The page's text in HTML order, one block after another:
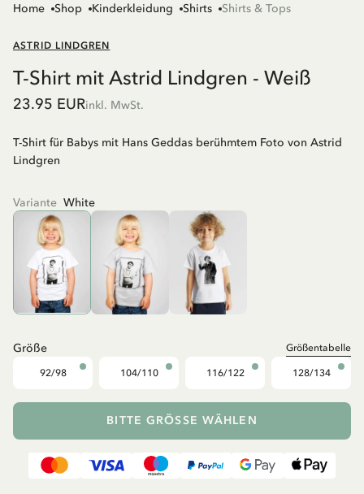
Home Shop Kinderkleidung Shirts Shirts & Tops
ASTRID LINDGREN
T-Shirt mit Astrid Lindgren - Weiß
23.95 EURinkl. MwSt.
T-Shirt für Babys mit Hans Geddas berühmtem Foto von Astrid
Lindgren
Variante White
Größe Größentabelle
92/98 104/110 116/122 128/134
BITTE GRÖSSE WÄHLEN